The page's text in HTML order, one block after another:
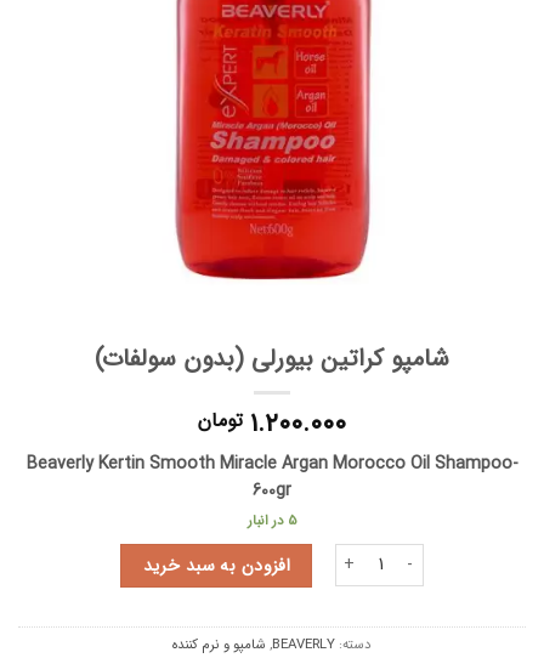
شامپو کراتین بیورلی (بدون سولفات)
۱.۲۰۰.۰۰۰ تومان
Beaverly Kertin Smooth Miracle Argan Morocco Oil Shampoo-
600gr
5 در انبار
شامپو کراتین بیورلی (بدون سولفات) عدد
افزودن به سبد خرید
دسته: BEAVERLY
, شامپو و نرم کننده